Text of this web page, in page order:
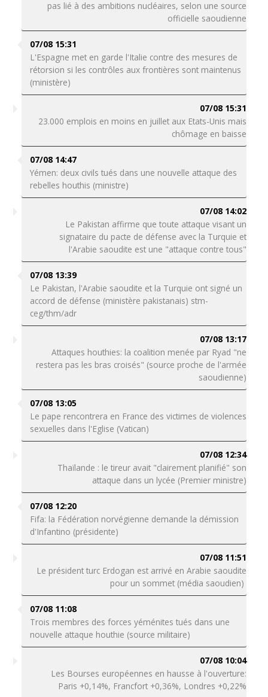
pas lié à des ambitions nucléaires, selon une source
officielle saoudienne
07/08 15:31
L'Espagne met en garde l'Italie contre des mesures de
rétorsion si les contrôles aux frontières sont maintenus
(ministère)
07/08 15:31
23.000 emplois en moins en juillet aux Etats-Unis mais
chômage en baisse
07/08 14:47
Yémen: deux civils tués dans une nouvelle attaque des
rebelles houthis (ministre)
07/08 14:02
Le Pakistan affirme que toute attaque visant un
signataire du pacte de défense avec la Turquie et
l'Arabie saoudite est une "attaque contre tous"
07/08 13:39
Le Pakistan, l'Arabie saoudite et la Turquie ont signé un
accord de défense (ministère pakistanais) stm-
ceg/thm/adr
07/08 13:17
Attaques houthies: la coalition menée par Ryad "ne
restera pas les bras croisés" (source proche de l'armée
saoudienne)
07/08 13:05
Le pape rencontrera en France des victimes de violences
sexuelles dans l'Eglise (Vatican)
07/08 12:34
Thaïlande : le tireur avait "clairement planifié" son
attaque dans un lycée (Premier ministre)
07/08 12:20
Fifa: la Fédération norvégienne demande la démission
d'Infantino (présidente)
07/08 11:51
Le président turc Erdogan est arrivé en Arabie saoudite
pour un sommet (média saoudien)
07/08 11:08
Trois membres des forces yéménites tués dans une
nouvelle attaque houthie (source militaire)
07/08 10:04
Les Bourses européennes en hausse à l'ouverture:
Paris +0,14%, Francfort +0,36%, Londres +0,22%